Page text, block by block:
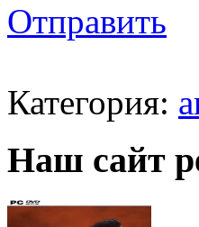
Отправить
Категория:
Наш сайт